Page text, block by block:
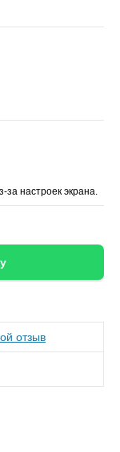
за настроек экрана.
отзыв